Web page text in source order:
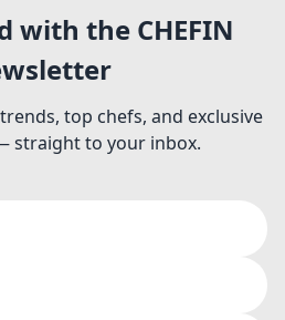
with the CHEFIN
top chefs, and exclusive
straight to your inbox.